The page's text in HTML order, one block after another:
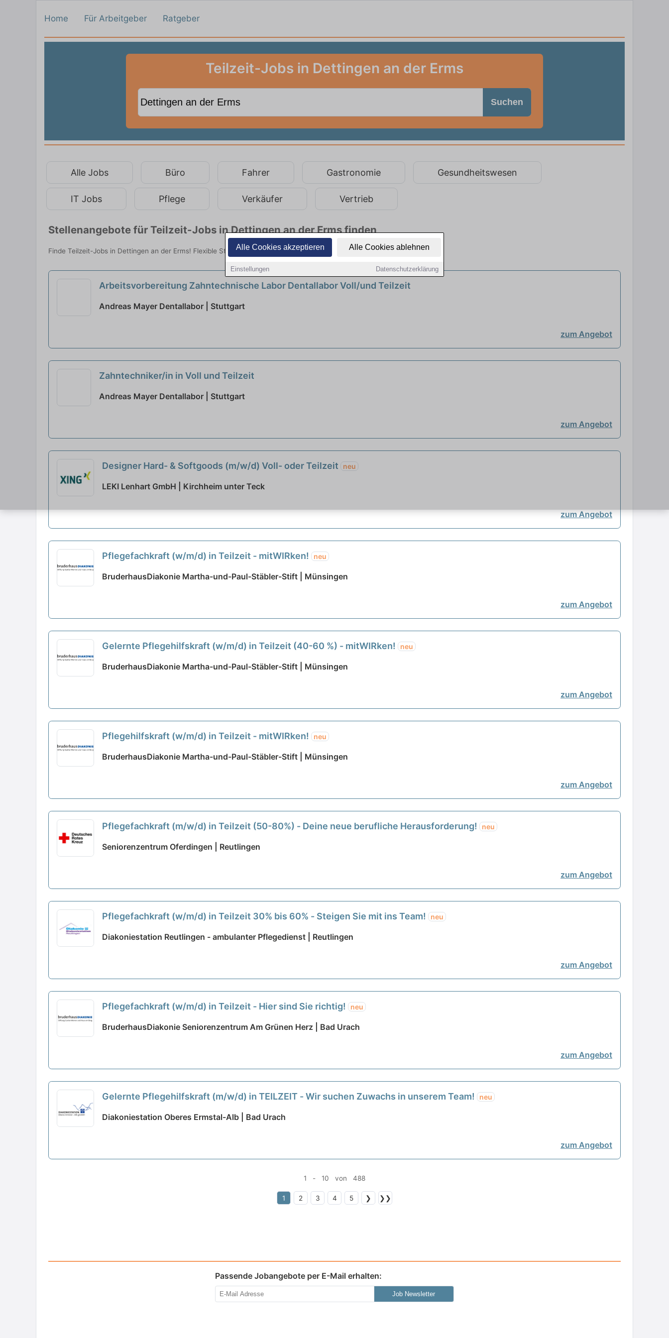
Alle Cookies akzeptieren Alle Cookies ablehnen
Einstellungen Datenschutzerklärung
Home Für Arbeitgeber Ratgeber
Teilzeit-Jobs in Dettingen an der Erms
Suchen
Alle Jobs Büro Fahrer Gastronomie Gesundheitswesen
IT Jobs Pflege Verkäufer Vertrieb
Stellenangebote für Teilzeit-Jobs in Dettingen an der Erms finden
Finde Teilzeit-Jobs in Dettingen an der Erms! Flexible Stellen in vielen Branchen. Jetzt bewerben!
Arbeitsvorbereitung Zahntechnische Labor Dentallabor Voll/und Teilzeit
Andreas Mayer Dentallabor | Stuttgart
zum Angebot
Zahntechniker/in in Voll und Teilzeit
Andreas Mayer Dentallabor | Stuttgart
zum Angebot
Designer Hard- & Softgoods (m/w/d) Voll- oder Teilzeit neu
LEKI Lenhart GmbH | Kirchheim unter Teck
zum Angebot
Pflegefachkraft (w/m/d) in Teilzeit - mitWIRken! neu
BruderhausDiakonie Martha-und-Paul-Stäbler-Stift | Münsingen
zum Angebot
Gelernte Pflegehilfskraft (w/m/d) in Teilzeit (40-60 %) - mitWIRken! neu
BruderhausDiakonie Martha-und-Paul-Stäbler-Stift | Münsingen
zum Angebot
Pflegehilfskraft (w/m/d) in Teilzeit - mitWIRken! neu
BruderhausDiakonie Martha-und-Paul-Stäbler-Stift | Münsingen
zum Angebot
Pflegefachkraft (m/w/d) in Teilzeit (50-80%) - Deine neue berufliche Herausforderung! neu
Seniorenzentrum Oferdingen | Reutlingen
zum Angebot
Pflegefachkraft (w/m/d) in Teilzeit 30% bis 60% - Steigen Sie mit ins Team! neu
Diakoniestation Reutlingen - ambulanter Pflegedienst | Reutlingen
zum Angebot
Pflegefachkraft (w/m/d) in Teilzeit - Hier sind Sie richtig! neu
BruderhausDiakonie Seniorenzentrum Am Grünen Herz | Bad Urach
zum Angebot
Gelernte Pflegehilfskraft (m/w/d) in TEILZEIT - Wir suchen Zuwachs in unserem Team! neu
Diakoniestation Oberes Ermstal-Alb | Bad Urach
zum Angebot
1 - 10 von 488
1 2 3 4 5 ❯ ❯❯
Passende Jobangebote per E-Mail erhalten:
Job Newsletter